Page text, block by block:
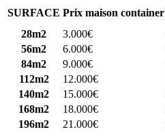
SURFACE Prix maison container
28m2
3.000€
56m2
6.000€
84m2
9.000€
112m2
12.000€
140m2
15.000€
168m2
18.000€
196m2
21.000€